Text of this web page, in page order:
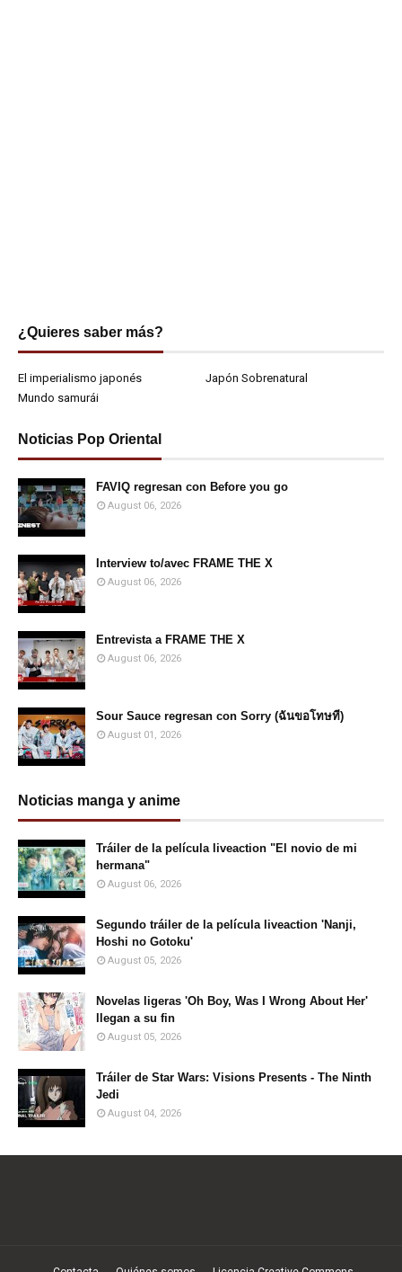
¿Quieres saber más?
El imperialismo japonés
Japón Sobrenatural
Mundo samurái
Noticias Pop Oriental
FAVIQ regresan con Before you go
August 06, 2026
Interview to/avec FRAME THE X
August 06, 2026
Entrevista a FRAME THE X
August 06, 2026
Sour Sauce regresan con Sorry (ฉันขอโทษที)
August 01, 2026
Noticias manga y anime
Tráiler de la película liveaction "El novio de mi
hermana"
August 06, 2026
Segundo tráiler de la película liveaction 'Nanji,
Hoshi no Gotoku'
August 05, 2026
Novelas ligeras 'Oh Boy, Was I Wrong About Her'
llegan a su fin
August 05, 2026
Tráiler de Star Wars: Visions Presents - The Ninth
Jedi
August 04, 2026